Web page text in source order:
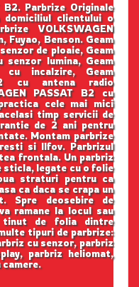
B2. Parbrize Originale
domiciliul clientului o
VOLKSWAGEN
Fuyao, Benson. Geam
de ploaie, Geam
senzor lumina, Geam
cu incalzire, Geam
cu antena radio
PASSAT B2 cu
cele mai mici
timp servicii de
de 2 ani pentru
Montam parbrize
si Ilfov. Parbrizul
frontala. Un parbriz
legate cu o folie
straturi pentru ca
ca daca se crapa un
Spre deosebire de
ramane la locul sau
tinut de folia dintre
tipuri de parbrize:
cu senzor, parbriz
parbriz heliomat,
camere.